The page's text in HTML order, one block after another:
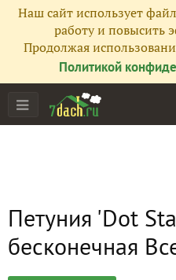
Наш сайт использует
работу и повысить
Продолжая
Политикой
Петуния 'Dot
бесконечная